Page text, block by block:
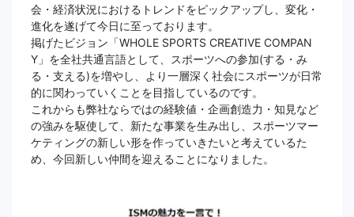
会・経済状況におけるトレンドをピックアップし、変化・
進化を遂げて今日に至っております。
掲げたビジョン「WHOLE SPORTS CREATIVE COMPAN
Y」を全社共通言語として、スポーツへの参加(する・み
る・支える)を増やし、より一層深く社会にスポーツが日常
的に関わっていくことを目指しているのです。
これからも弊社ならではの経験値・企画創造力・知見など
の強みを駆使して、新たな事業を生み出し、スポーツマー
ケティングの新しい形を作っていきたいと考えているた
め、今回新しい仲間を迎えることになりました。